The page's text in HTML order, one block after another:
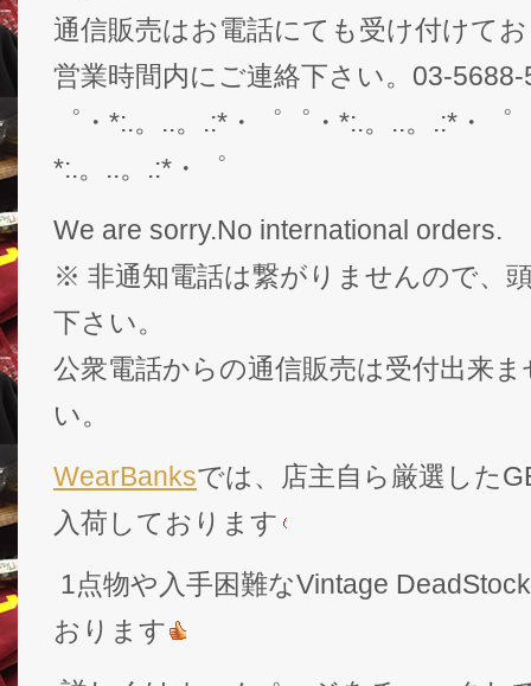
通信販売はお電話にても受け付けて
営業時間内にご連絡下さい。03-5688-
゜・*:.。..。.:*・゜゜・*:.。..。.:*・
*:.。..。.:*・゜
We are sorry.No international orders.
※ 非通知電話は繋がりませんので、
下さい。
公衆電話からの通信販売は受付出来
い。
WearBanksでは、店主自ら厳選した
入荷しております
1点物や入手困難なVintage
おります